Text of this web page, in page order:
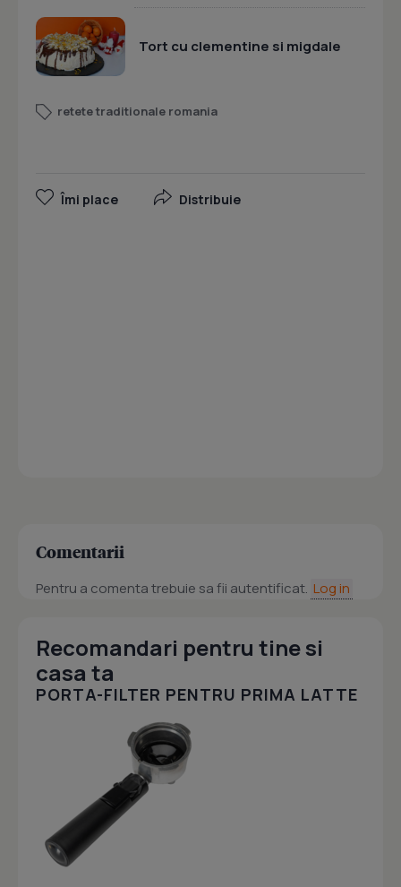
Tort cu clementine si migdale
retete traditionale romania
Îmi place Distribuie
Comentarii
Pentru a comenta trebuie sa fii autentificat. Log in
Recomandari pentru tine si
casa ta
PORTA-FILTER PENTRU PRIMA LATTE